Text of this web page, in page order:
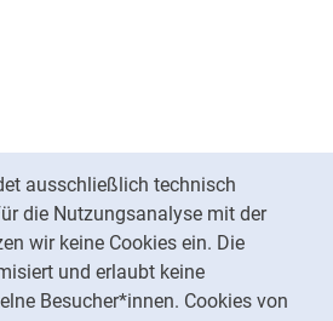
ausschließlich technisch
die Nutzungsanalyse mit der
wir keine Cookies ein. Die
und erlaubt keine
Besucher*innen. Cookies von
Kassel auf
Fenster)